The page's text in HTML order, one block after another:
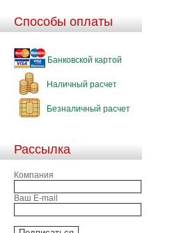
Способы оплаты
Банковской картой
Наличный расчет
Безналичный расчет
Рассылка
Компания
Ваш E-mail